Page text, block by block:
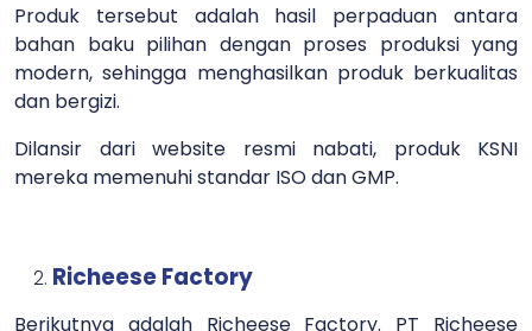
Produk tersebut adalah hasil perpaduan antara
bahan baku pilihan dengan proses produksi yang
modern, sehingga menghasilkan produk berkualitas
dan bergizi.
Dilansir dari website resmi nabati, produk KSNI
mereka memenuhi standar ISO dan GMP.
Richeese Factory
Berikutnya adalah Richeese Factory. PT Richeese